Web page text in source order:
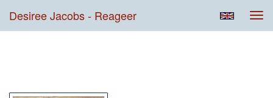
Desiree Jacobs - Reageer